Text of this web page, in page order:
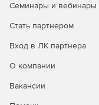
Семинары и вебинары
Стать партнером
Вход в ЛК партнера
О компании
Вакансии